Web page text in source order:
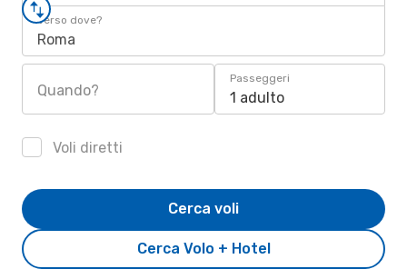
Verso dove?
Roma
Quando?
Passeggeri
1 adulto
Voli diretti
Cerca Volo + Hotel
Cerca voli